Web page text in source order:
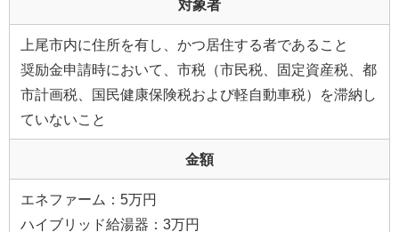
対象者
上尾市内に住所を有し、かつ居住する者であること
奨励金申請時において、市税（市民税、固定資産税、都
市計画税、国民健康保険税および軽自動車税）を滞納し
ていないこと
金額
エネファーム：5万円
ハイブリッド給湯器：3万円